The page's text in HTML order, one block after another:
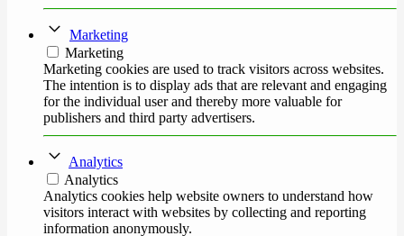
Marketing
Marketing
Marketing cookies are used to track visitors across websites.
The intention is to display ads that are relevant and engaging
for the individual user and thereby more valuable for
publishers and third party advertisers.
Analytics
Analytics
Analytics cookies help website owners to understand how
visitors interact with websites by collecting and reporting
information anonymously.